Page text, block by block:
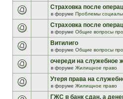
Страховка после
в форуме Проблемы
Страховка после
в форуме Общие вопросы
Витилиго
в форуме Общие вопросы
очереди на служебное
в форуме Жилищное право
Утеря права на
в форуме Жилищное право
ГЖС в банк сдан, а